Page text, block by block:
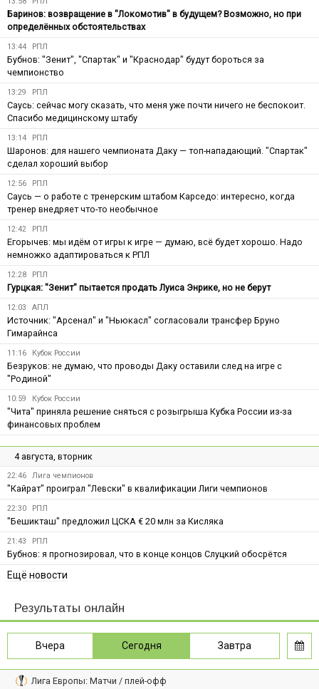
Баринов: возвращение в "Локомотив" в будущем? Возможно, но при
определённых обстоятельствах
13:44 РПЛ
Бубнов: "Зенит", "Спартак" и "Краснодар" будут бороться за
чемпионство
13:29 РПЛ
Саусь: сейчас могу сказать, что меня уже почти ничего не беспокоит.
Спасибо медицинскому штабу
13:14 РПЛ
Шаронов: для нашего чемпионата Даку — топ-нападающий. "Спартак"
сделал хороший выбор
12:56 РПЛ
Саусь — о работе с тренерским штабом Карседо: интересно, когда
тренер внедряет что-то необычное
12:42 РПЛ
Егорычев: мы идём от игры к игре — думаю, всё будет хорошо. Надо
немножко адаптироваться к РПЛ
12:28 РПЛ
Гурцкая: "Зенит" пытается продать Луиса Энрике, но не берут
12:03 АПЛ
Источник: "Арсенал" и "Ньюкасл" согласовали трансфер Бруно
Гимарайнса
11:16 Кубок России
Безруков: не думаю, что проводы Даку оставили след на игре с
"Родиной"
10:59 Кубок России
"Чита" приняла решение сняться с розыгрыша Кубка России из-за
финансовых проблем
4 августа, вторник
22:46 Лига чемпионов
"Кайрат" проиграл "Левски" в квалификации Лиги чемпионов
22:30 РПЛ
"Бешикташ" предложил ЦСКА € 20 млн за Кисляка
21:43 РПЛ
Бубнов: я прогнозировал, что в конце концов Слуцкий обосрётся
Ещё новости
Результаты онлайн
Вчера Сегодня Завтра
Лига Европы: Матчи / плей-офф